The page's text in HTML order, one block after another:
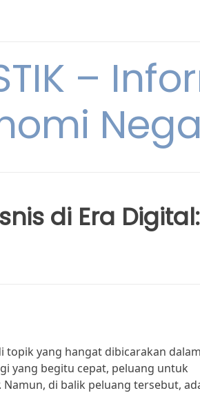
–
di Era Digital:
yang hangat dibicarakan
yang begitu cepat, peluang untuk
di balik peluang tersebut,